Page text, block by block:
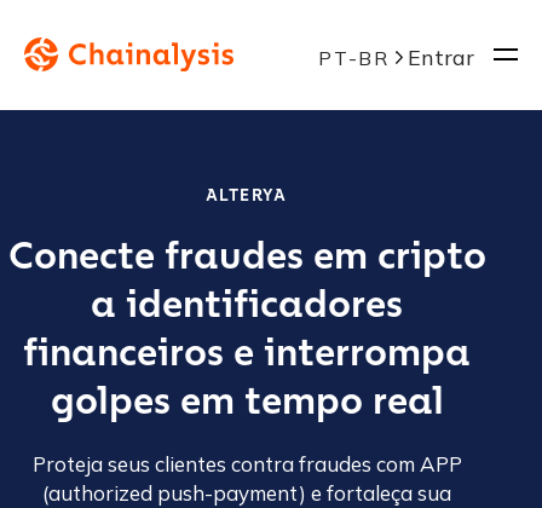
PT-BR Entrar
ALTERYA
Conecte fraudes em cripto
a identificadores
financeiros e interrompa
golpes em tempo real
Proteja seus clientes contra fraudes com APP
(authorized push-payment) e fortaleça sua